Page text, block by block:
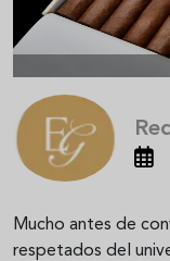
Mucho antes de
respetados del